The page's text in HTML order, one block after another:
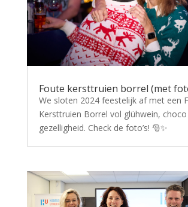
Foute kersttruien borrel (met
We sloten 2024 feestelijk af met een
Kersttruien Borrel vol glühwein,
gezelligheid. Check de foto’s! 🎅✨